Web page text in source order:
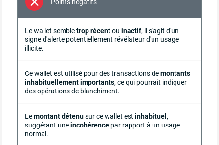
Points négatifs
Le wallet sembletrop récentou inactif, il s'agit d'un
signe d'alerte potentiellement révélateur d'un usage
illicite.
Ce wallet est utilisé pour des transactions demontants
inhabituellement importants, ce qui pourrait indiquer
des opérations de blanchiment.
Lemontant détenusur ce wallet est inhabituel ,
suggérant uneincohérence par rapport à un usage
normal.